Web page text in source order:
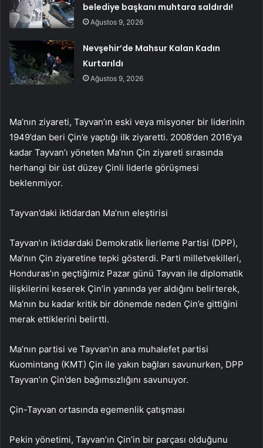
belediye başkanı muhtara saldırdı!
Ağustos 9, 2026
Nevşehir’de Mahsur Kalan Kadın
Kurtarıldı
Ağustos 9, 2026
Ma’nın ziyareti, Tayvan’ın eski veya misyoner bir liderinin
1949’dan beri Çin’e yaptığı ilk ziyaretti. 2008’den 2016’ya
kadar Tayvan’ı yöneten Ma’nın Çin ziyareti sırasında
herhangi bir üst düzey Çinli liderle görüşmesi
beklenmiyor.
Tayvan’daki iktidardan Ma’nın eleştirisi
Tayvan’ın iktidardaki Demokratik İlerleme Partisi (DPP),
Ma’nın Çin ziyaretine tepki gösterdi. Parti milletvekilleri,
Honduras’ın geçtiğimiz Pazar günü Tayvan ile diplomatik
ilişkilerini keserek Çin’in yanında yer aldığını belirterek,
Ma’nın bu kadar kritik bir dönemde neden Çin’e gittiğini
merak ettiklerini belirtti.
Ma’nın partisi ve Tayvan’ın ana muhalefet partisi
Kuomintang (KMT) Çin ile yakın bağları savunurken, DPP
Tayvan’ın Çin’den bağımsızlığını savunuyor.
Çin-Tayvan ortasında egemenlik çatışması
Pekin yönetimi, Tayvan’ın Çin’in bir parçası olduğunu